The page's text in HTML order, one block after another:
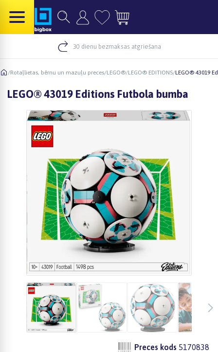
30 dienu bezmaksas atgriešana
/Rotaļlietas, bērnu un mazuļu preces/LEGO®/LEGO® EDITIONS/LEGO® 43019
LEGO® 43019 Editions Futbola bumba
Preces kods 5170838